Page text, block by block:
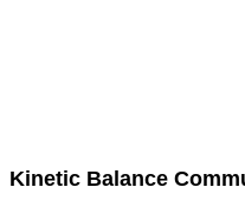
Kinetic Balance